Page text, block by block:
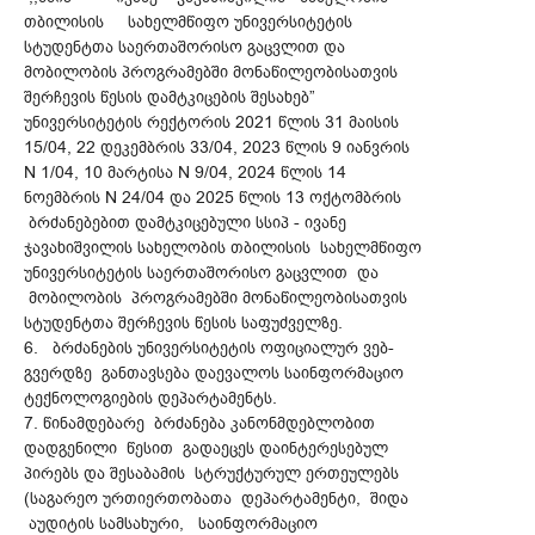
თბილისის სახელმწიფო უნივერსიტეტის
სტუდენტთა საერთაშორისო გაცვლით და
მობილობის პროგრამებში მონაწილეობისათვის
შერჩევის წესის დამტკიცების შესახებ”
უნივერსიტეტის რექტორის 2021 წლის 31 მაისის
15/04, 22 დეკემბრის 33/04, 2023 წლის 9 იანვრის
N 1/04, 10 მარტისა N 9/04, 2024 წლის 14
ნოემბრის N 24/04 და 2025 წლის 13 ოქტომბრის
ბრძანებებით დამტკიცებული სსიპ - ივანე
ჯავახიშვილის სახელობის თბილისის სახელმწიფო
უნივერსიტეტის საერთაშორისო გაცვლით და
მობილობის პროგრამებში მონაწილეობისათვის
სტუდენტთა შერჩევის წესის საფუძველზე.
6. ბრძანების უნივერსიტეტის ოფიციალურ ვებ-
გვერდზე განთავსება დაევალოს საინფორმაციო
ტექნოლოგიების დეპარტამენტს.
7. წინამდებარე ბრძანება კანონმდებლობით
დადგენილი წესით გადაეცეს დაინტერესებულ
პირებს და შესაბამის სტრუქტურულ ერთეულებს
(საგარეო ურთიერთობათა დეპარტამენტი, შიდა
აუდიტის სამსახური, საინფორმაციო